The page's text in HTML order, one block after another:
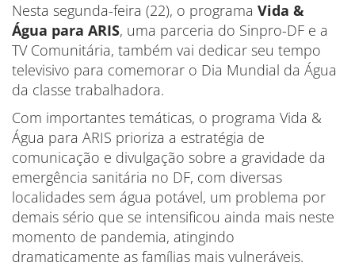
Nesta segunda-feira (22), o programa Vida &
Água para ARIS, uma parceria do Sinpro-DF e a
TV Comunitária, também vai dedicar seu tempo
televisivo para comemorar o Dia Mundial da Água
da classe trabalhadora.
Com importantes temáticas, o programa Vida &
Água para ARIS prioriza a estratégia de
comunicação e divulgação sobre a gravidade da
emergência sanitária no DF, com diversas
localidades sem água potável, um problema por
demais sério que se intensificou ainda mais neste
momento de pandemia, atingindo
dramaticamente as famílias mais vulneráveis.